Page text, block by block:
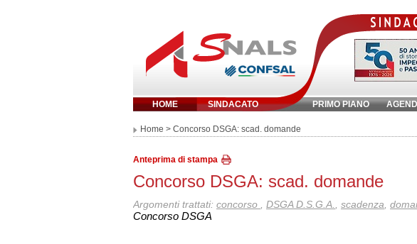
HOME SINDACATO PRIMO PIANO
Inserisci parola chiave:
Home > Concorso DSGA: scad. domande
Anteprima di stampa
Concorso DSGA: scad. domande
Argomenti trattati: concorso DSGA D.S.G.A. scadenza
Concorso DSGA